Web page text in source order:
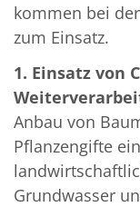
kommen bei
zum Einsatz.
1. Einsatz von
Anbau von
Pflanzengifte
Grundwasser